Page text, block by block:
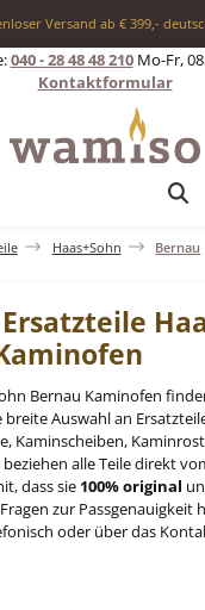
Versand ab € 399,-
040 - 28 48 48 210Mo-Fr,
Kontaktformular
Haas+Sohn Bernau
Bernau Kaminofen
Auswahl an
Kaminscheiben,
alle Teile direkt
dass sie 100% original
zur Passgenauigkeit
oder über das